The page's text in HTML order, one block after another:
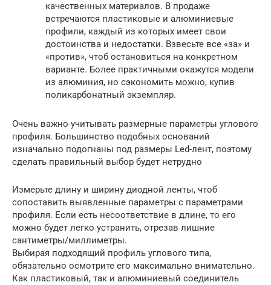
качественных материалов. В продаже
встречаются пластиковые и алюминиевые
профили, каждый из которых имеет свои
достоинства и недостатки. Взвесьте все «за» и
«против», чтоб остановиться на конкретном
варианте. Более практичными окажутся модели
из алюминия, но сэкономить можно, купив
поликарбонатный экземпляр.
Очень важно учитывать размерные параметры углового
профиля. Большинство подобных оснований
изначально подогнаны под размеры Led-лент, поэтому
сделать правильный выбор будет нетрудно
Измерьте длину и ширину диодной ленты, чтоб
сопоставить выявленные параметры с параметрами
профиля. Если есть несоответствие в длине, то его
можно будет легко устранить, отрезав лишние
сантиметры/миллиметры.
Выбирая подходящий профиль углового типа,
обязательно осмотрите его максимально внимательно.
Как пластиковый, так и алюминиевый соединитель